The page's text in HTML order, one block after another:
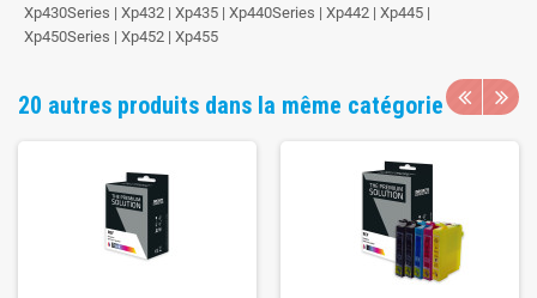
Xp430Series | Xp432 | Xp435 | Xp440Series | Xp442 | Xp445 |
Xp450Series | Xp452 | Xp455
20 autres produits dans la même catégorie